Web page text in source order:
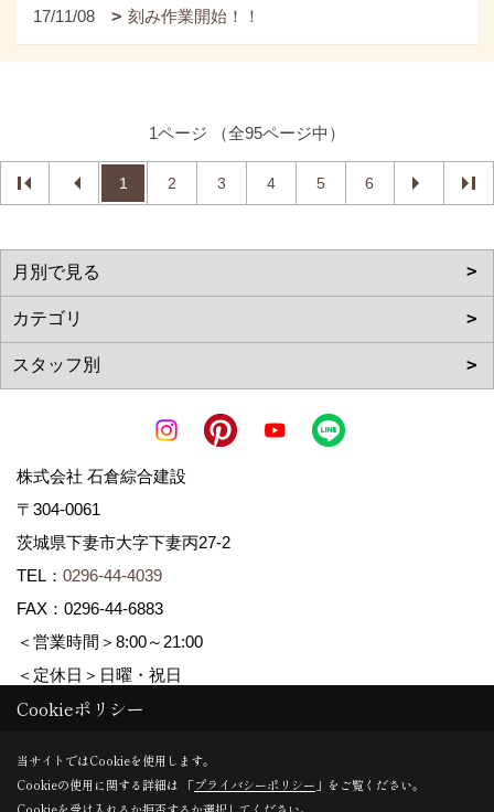
17/11/08 刻み作業開始！！
1ページ （全95ページ中）
1 2 3 4 5 6
株式会社 石倉綜合建設
〒304-0061
茨城県下妻市大字下妻丙27-2
TEL： 0296-44-4039
FAX：0296-44-6883
＜営業時間＞8:00～21:00
＜定休日＞日曜・祝日
Copyright (c) ISIKURA-SOGOKENSETSU. All Rights Reserved.
Produced byゴデスクリエイト
Cookieポリシー
当サイトではCookieを使用します。
Cookieの使用に関する詳細は 「プライバシーポリシー 」をご覧ください。